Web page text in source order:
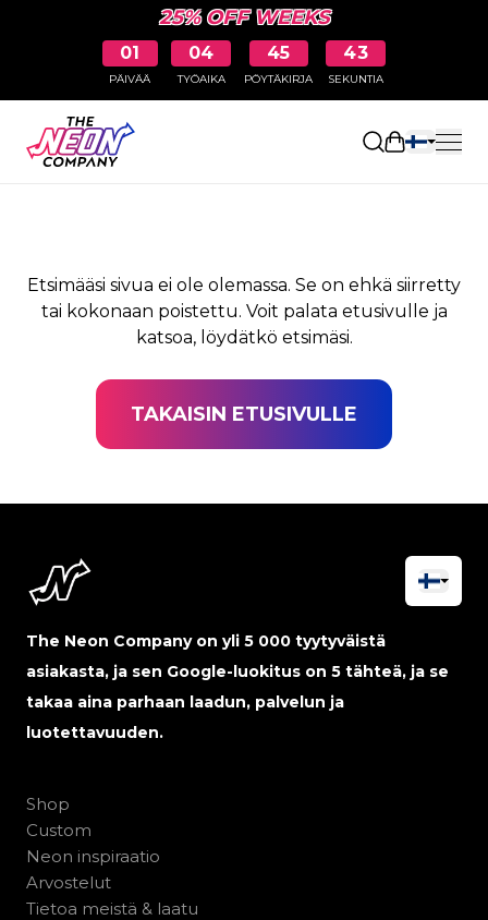
25% OFF WEEKS
01
PÄIVÄÄ
04
TYÖAIKA
45
PÖYTÄKIRJA
43
SEKUNTIA
Avaa
SIVUA EI LÖYDY
Etsimääsi sivua ei ole olemassa. Se on ehkä siirretty
tai kokonaan poistettu. Voit palata etusivulle ja
katsoa, löydätkö etsimäsi.
TAKAISIN ETUSIVULLE
The Neon Company on yli 5 000 tyytyväistä
asiakasta, ja sen Google-luokitus on 5 tähteä, ja se
takaa aina parhaan laadun, palvelun ja
luotettavuuden.
Shop
Custom
Neon inspiraatio
Arvostelut
Tietoa meistä & laatu